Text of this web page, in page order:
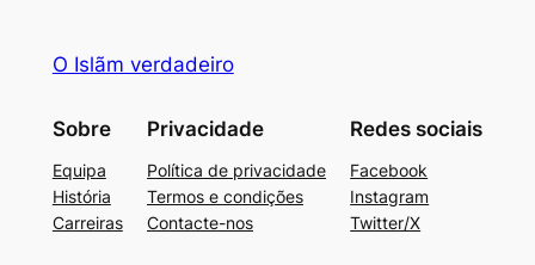
O Islãm verdadeiro
Sobre
Equipa
História
Carreiras
Privacidade
Política de privacidade
Termos e condições
Contacte-nos
Redes sociais
Facebook
Instagram
Twitter/X